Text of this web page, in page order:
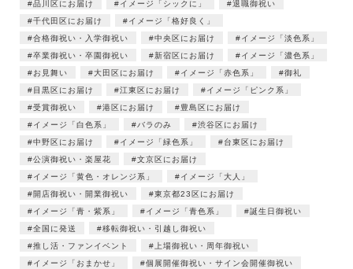
品川区にお届け
イメージ「シックに」
退職御祝い
千代田区にお届け
イメージ「格好良く」
合格御祝い・入学御祝い
中央区にお届け
イメージ「淡色系」
卒業御祝い・卒園御祝い
新宿区にお届け
イメージ「濃色系」
お見舞い
大田区にお届け イメージ「赤色系」
御礼
目黒区にお届け
江東区にお届け
イメージ「ピンク系」
受賞御祝い
港区にお届け
豊島区にお届け
イメージ「白色系」
バラのみ
渋谷区にお届け
中野区にお届け
イメージ「緑色系」
台東区にお届け
公演御祝い・楽屋花
文京区にお届け
イメージ「黄色・オレンジ系」
イメージ「大人」
開店御祝い・開業御祝い
東京都23区にお届け
イメージ「青・紫系」
イメージ「青色系」
誕生日御祝い
全国に発送
移転御祝い・引越し御祝い
推し活・ファンイベント
上場御祝い・周年御祝い
イメージ「おまかせ」
個展開催御祝い・サイン会開催御祝い